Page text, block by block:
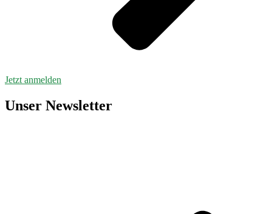
Jetzt anmelden
Unser Newsletter